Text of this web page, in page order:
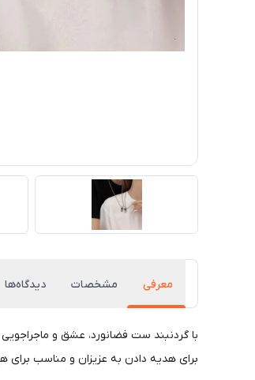
معرفی مشخصات دیدگاه‌ها
با گردنبند ست فضانورد، عشق و
برای هدیه دادن به عزیزان و مناسب برای